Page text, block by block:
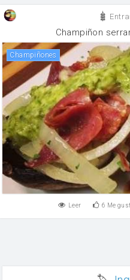
Champiñon
champiñones
Leer 6 Me